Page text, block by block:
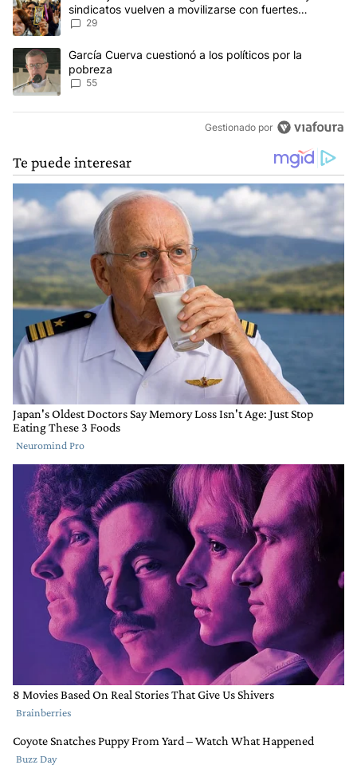
sindicatos vuelven a movilizarse con fuertes
reclamos al Gobierno
29
Un artículo de tendencia con el título "García Cuerva cuestionó
García Cuerva cuestionó a los políticos por la
pobreza
55
Gestionado por